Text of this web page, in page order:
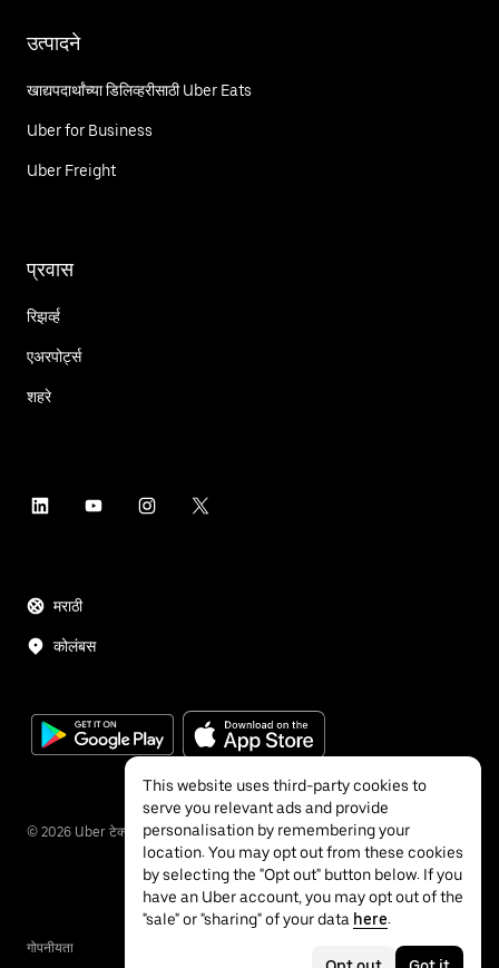
उत्पादने
खाद्यपदार्थांच्या डिलिव्हरीसाठी Uber Eats
Uber for Business
Uber Freight
प्रवास
रिझर्व्ह
एअरपोर्ट्स
शहरे
मराठी
कोलंबस
© 2026 Uber टेक्नॉलॉजीज इंक.
गोपनीयता
This website uses third-party cookies to
serve you relevant ads and provide
personalisation by remembering your
location. You may opt out from these cookies
by selecting the "Opt out" button below. If you
have an Uber account, you may opt out of the
"sale" or "sharing" of your data here.